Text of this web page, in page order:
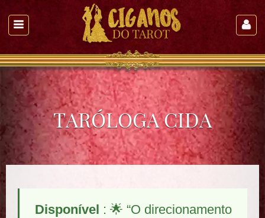
TARÓLOGA CIDA
Disponível : 🌟 “O direcionamento